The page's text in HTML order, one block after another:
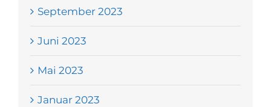
September 2023
Juni 2023
Mai 2023
Januar 2023